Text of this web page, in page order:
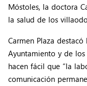
Móstoles, la doctora
la salud de los
Carmen Plaza
Ayuntamiento y de
hacen fácil que “la
comunicación